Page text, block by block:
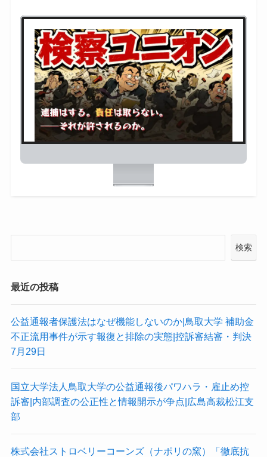
検索
最近の投稿
公益通報者保護法はなぜ機能しないのか|鳥取大学 補助金
不正流用事件が示す報復と排除の実態|控訴審結審・判決
7月29日
国立大学法人鳥取大学の公益通報後パワハラ・雇止め控
訴審|内部調査の公正性と情報開示が争点|広島高裁松江支
部
株式会社ストロベリーコーンズ（ナポリの窯）「徹底抗